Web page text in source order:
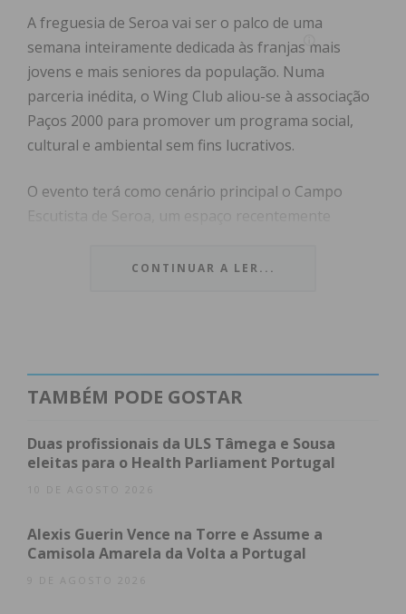
A freguesia de Seroa vai ser o palco de uma
semana inteiramente dedicada às franjas mais
jovens e mais seniores da população. Numa
parceria inédita, o Wing Club aliou-se à associação
Paços 2000 para promover um programa social,
cultural e ambiental sem fins lucrativos.
O evento terá como cenário principal o Campo
Escutista de Seroa, um espaço recentemente
acolher uma agenda multifacetada. Ao longo de
Índice
Programa Completo das Atividades:
Subscreva a newsletter do Imediato
tradição à solidariedade
CONTINUAR A LER...
TAMBÉM PODE GOSTAR
Duas profissionais da ULS Tâmega e Sousa
eleitas para o Health Parliament Portugal
10 DE AGOSTO 2026
Alexis Guerin Vence na Torre e Assume a
Camisola Amarela da Volta a Portugal
9 DE AGOSTO 2026